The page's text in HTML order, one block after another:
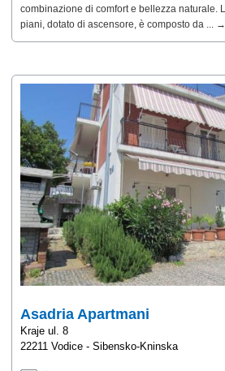
combinazione di comfort e bellezza naturale.
piani, dotato di ascensore, è composto da ... →
Asadria Apartmani
Kraje ul. 8
22211 Vodice - Sibensko-Kninska